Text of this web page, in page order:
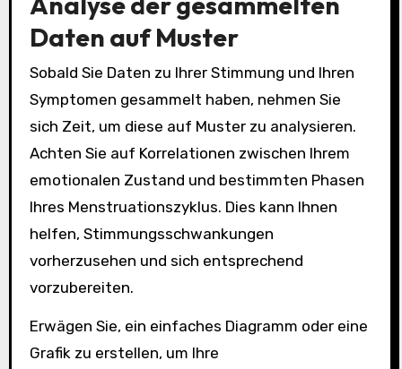
Daten auf Muster
Sobald Sie Daten zu Ihrer Stimmung und Ihren
Symptomen gesammelt haben, nehmen Sie
sich Zeit, um diese auf Muster zu analysieren.
Achten Sie auf Korrelationen zwischen Ihrem
emotionalen Zustand und bestimmten Phasen
Ihres Menstruationszyklus. Dies kann Ihnen
helfen, Stimmungsschwankungen
vorherzusehen und sich entsprechend
vorzubereiten.
Erwägen Sie, ein einfaches Diagramm oder eine
Grafik zu erstellen, um Ihre